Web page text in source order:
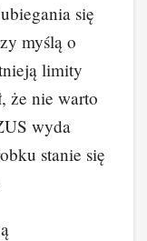
się
myślą o
limity
że nie warto
wyda
stanie się